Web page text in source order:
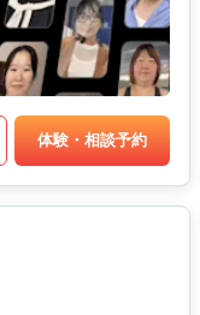
体験・相談予約